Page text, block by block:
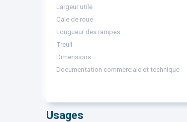
Largeur utile
Cale de roue
Longueur des rampes
Treuil
Dimensions
Documentation commerciale et technique
Usages